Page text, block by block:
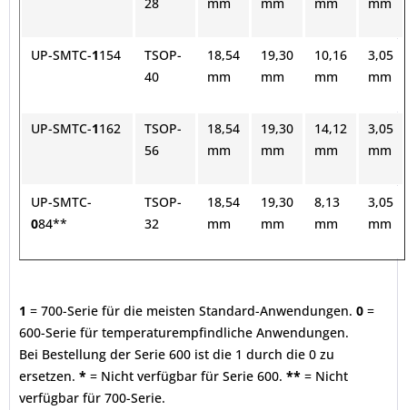
UP-SMTC-1154
TSOP-
40
18,54
mm
19,30
mm
10,16
mm
3,05
mm
UP-SMTC-1162
TSOP-
56
18,54
mm
19,30
mm
14,12
mm
3,05
mm
UP-SMTC-
084**
TSOP-
32
18,54
mm
19,30
mm
8,13
mm
3,05
mm
1 = 700-Serie für die meisten Standard-Anwendungen. 0 =
600-Serie für temperaturempfindliche Anwendungen.
Bei Bestellung der Serie 600 ist die 1 durch die 0 zu
ersetzen. * = Nicht verfügbar für Serie 600. ** = Nicht
verfügbar für 700-Serie.